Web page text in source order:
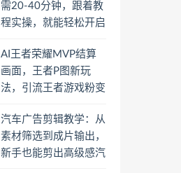
需20-40分钟，跟着教
程实操，就能轻松开启
AI王者荣耀MVP结算
画面，王者P图新玩
法，引流王者游戏粉变
汽车广告剪辑教学：从
素材筛选到成片输出，
新手也能剪出高级感汽